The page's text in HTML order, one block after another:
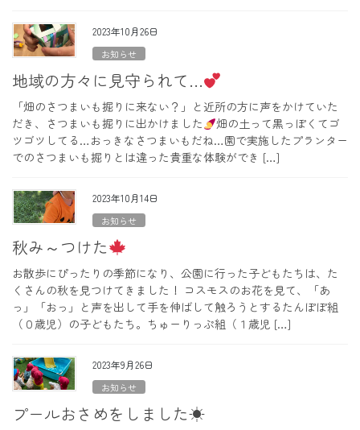
2023年10月26日
お知らせ
地域の方々に見守られて…
「畑のさつまいも掘りに来ない？」と近所の方に声をかけていた
だき、さつまいも掘りに出かけました
畑の土って黒っぽくてゴ
ツゴツしてる…おっきなさつまいもだね…園で実施したプランター
でのさつまいも掘りとは違った貴重な体験ができ […]
2023年10月14日
お知らせ
秋み～つけた
お散歩にぴったりの季節になり、公園に行った子どもたちは、た
くさんの秋を見つけてきました！ コスモスのお花を見て、「あ
っ」「おっ」と声を出して手を伸ばして触ろうとするたんぽぽ組
（０歳児）の子どもたち。ちゅーりっぷ組（１歳児 […]
2023年9月26日
お知らせ
プールおさめをしました☀